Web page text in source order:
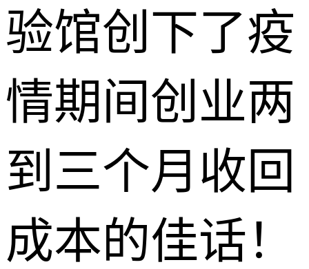
验馆创下了疫
情期间创业两
到三个月收回
成本的佳话！